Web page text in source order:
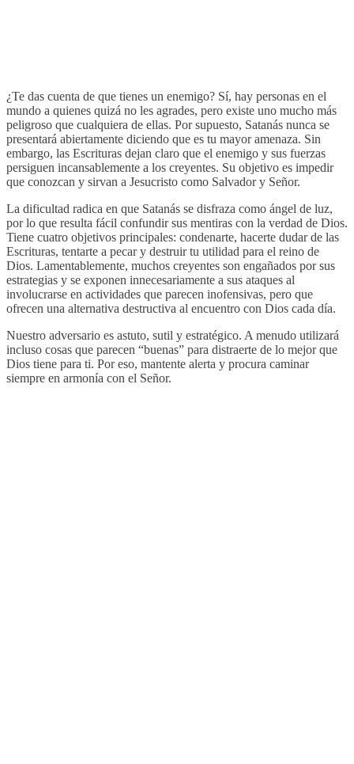
¿Te das cuenta de que tienes un enemigo? Sí, hay personas en el
mundo a quienes quizá no les agrades, pero existe uno mucho más
peligroso que cualquiera de ellas. Por supuesto, Satanás nunca se
presentará abiertamente diciendo que es tu mayor amenaza. Sin
embargo, las Escrituras dejan claro que el enemigo y sus fuerzas
persiguen incansablemente a los creyentes. Su objetivo es impedir
que conozcan y sirvan a Jesucristo como Salvador y Señor.
La dificultad radica en que Satanás se disfraza como ángel de luz,
por lo que resulta fácil confundir sus mentiras con la verdad de Dios.
Tiene cuatro objetivos principales: condenarte, hacerte dudar de las
Escrituras, tentarte a pecar y destruir tu utilidad para el reino de
Dios. Lamentablemente, muchos creyentes son engañados por sus
estrategias y se exponen innecesariamente a sus ataques al
involucrarse en actividades que parecen inofensivas, pero que
ofrecen una alternativa destructiva al encuentro con Dios cada día.
Nuestro adversario es astuto, sutil y estratégico. A menudo utilizará
incluso cosas que parecen “buenas” para distraerte de lo mejor que
Dios tiene para ti. Por eso, mantente alerta y procura caminar
siempre en armonía con el Señor.